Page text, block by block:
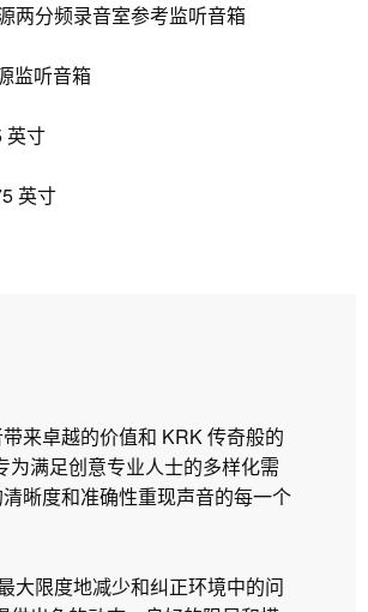
两分频录音室参考监听音箱
监听音箱
英寸
英寸
来卓越的价值和 KRK 传奇般的
满足创意专业人士的多样化需
晰度和准确性重现声音的每一个
大限度地减少和纠正环境中的问